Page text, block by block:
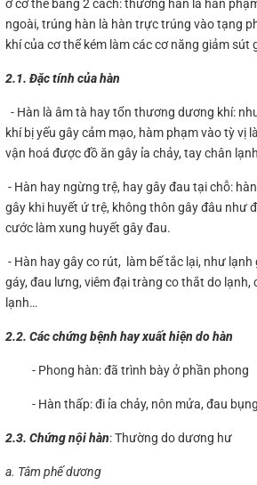
ở cơ thể bằng 2 cách: thương hàn là hàn
ngoài, trúng hàn là hàn trực trúng vào tạng
khí của cơ thể kém làm các cơ năng giảm sút
2.1. Đặc tính của hàn
- Hàn là âm tà hay tổn thương dương khí:
khí bị yếu gây cảm mạo, hàm phạm vào tỳ vị
vận hoá được đồ ăn gây ỉa chảy, tay chân
- Hàn hay ngừng trệ, hay gây đau tại chỗ:
gây khi huyết ứ trệ, không thôn gây đâu như
cước làm xung huyết gây đau.
- Hàn hay gây co rút, làm bế tắc lại, như
gáy, đau lưng, viêm đại tràng co thắt do lạnh,
lạnh…
2.2. Các chứng bệnh hay xuất hiện do hàn
- Phong hàn: đã trình bày ở phần phong
- Hàn thấp: đi ỉa chảy, nôn mửa, đau
2.3. Chứng nội hàn: Thường do dương hư
a. Tâm phế dương